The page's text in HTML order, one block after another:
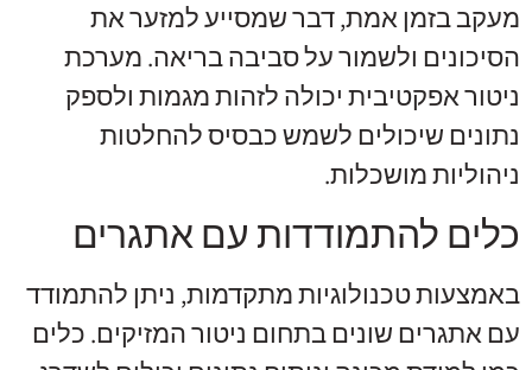
מעקב בזמן אמת, דבר שמסייע למזער את
הסיכונים ולשמור על סביבה בריאה. מערכת
ניטור אפקטיבית יכולה לזהות מגמות ולספק
נתונים שיכולים לשמש כבסיס להחלטות
ניהוליות מושכלות.
כלים להתמודדות עם אתגרים
באמצעות טכנולוגיות מתקדמות, ניתן להתמודד
עם אתגרים שונים בתחום ניטור המזיקים. כלים